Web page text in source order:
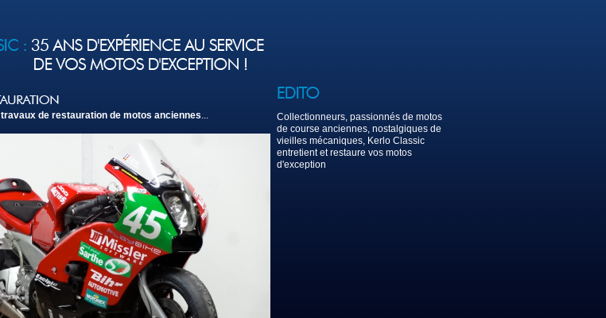
travaux de restauration de motos anciennes...
Collectionneurs, passionnés de motos
de course anciennes, nostalgiques de
vieilles mécaniques, Kerlo Classic
entretient et restaure vos motos
d'exception